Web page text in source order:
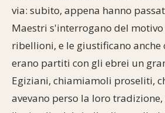
via: subito, appena hanno
Maestri s'interrogano del
ribellioni, e le giustificano anche
erano partiti con gli ebrei un
Egiziani, chiamiamoli proseliti,
avevano perso la loro